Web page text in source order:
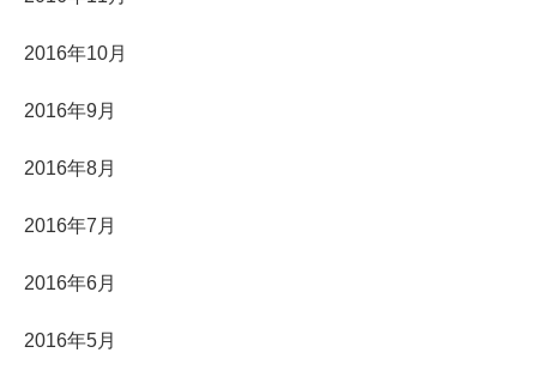
2016年10月
2016年9月
2016年8月
2016年7月
2016年6月
2016年5月